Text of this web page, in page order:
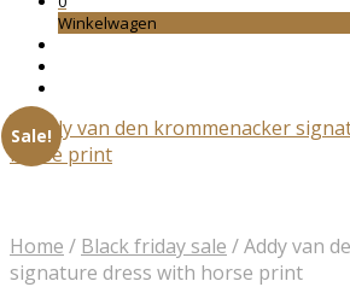
Winkelwagen
Sale!
Home / Black friday sale /Addy van
signature dress with horse print